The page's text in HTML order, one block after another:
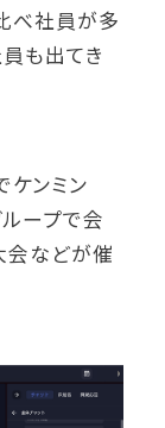
べ社員が多
も出てき
ケンミン
ープで会
会などが催